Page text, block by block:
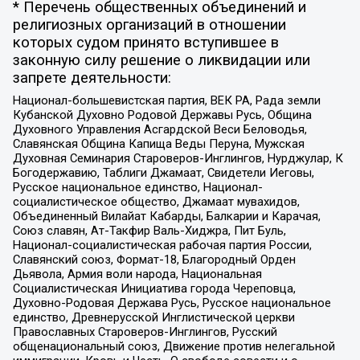
* Перечень общественных объединений и
религиозных организаций в отношении
которых судом принято вступившее в
законную силу решение о ликвидации или
запрете деятельности:
Национал-большевистская партия, ВЕК РА, Рада земли
Кубанской Духовно Родовой Державы Русь, Община
Духовного Управления Асгардской Веси Беловодья,
Славянская Община Капища Веды Перуна, Мужская
Духовная Семинария Староверов-Инглингов, Нурджулар, К
Богодержавию, Таблиги Джамаат, Свидетели Иеговы,
Русское национальное единство, Национал-
социалистическое общество, Джамаат мувахидов,
Объединенный Вилайат Кабарды, Балкарии и Карачая,
Союз славян, Ат-Такфир Валь-Хиджра, Пит Буль,
Национал-социалистическая рабочая партия России,
Славянский союз, Формат-18, Благородный Орден
Дьявола, Армия воли народа, Национальная
Социалистическая Инициатива города Череповца,
Духовно-Родовая Держава Русь, Русское национальное
единство, Древнерусской Инглистической церкви
Православных Староверов-Инглингов, Русский
общенациональный союз, Движение против нелегальной